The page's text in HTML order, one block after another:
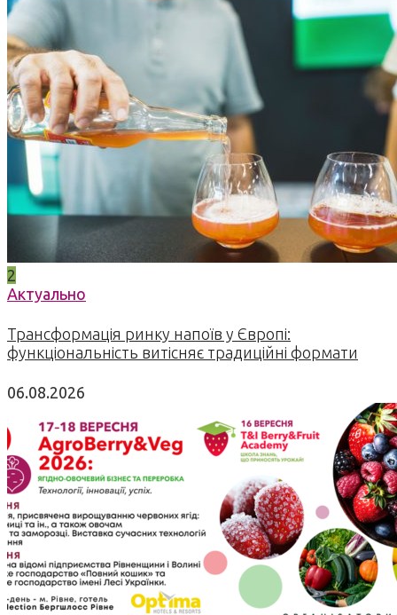
2
Актуально
Трансформація ринку напоїв у Європі:
функціональність витісняє традиційні формати
06.08.2026